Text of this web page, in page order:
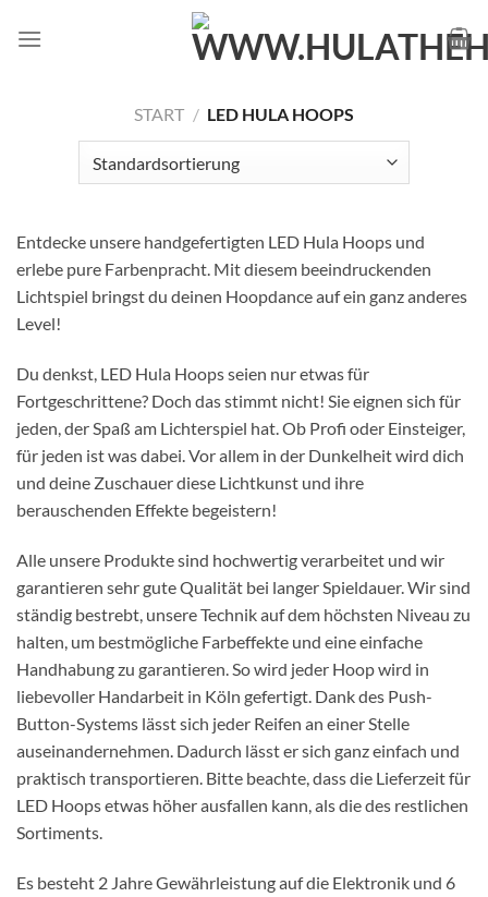
Inhalt
START / LED HULA HOOPS
Entdecke unsere handgefertigten LED Hula Hoops und
erlebe pure Farbenpracht. Mit diesem beeindruckenden
Lichtspiel bringst du deinen Hoopdance auf ein ganz anderes
Level!
Du denkst, LED Hula Hoops seien nur etwas für
Fortgeschrittene? Doch das stimmt nicht! Sie eignen sich für
jeden, der Spaß am Lichterspiel hat. Ob Profi oder Einsteiger,
für jeden ist was dabei. Vor allem in der Dunkelheit wird dich
und deine Zuschauer diese Lichtkunst und ihre
berauschenden Effekte begeistern!
Alle unsere Produkte sind hochwertig verarbeitet und wir
garantieren sehr gute Qualität bei langer Spieldauer. Wir sind
ständig bestrebt, unsere Technik auf dem höchsten Niveau zu
halten, um bestmögliche Farbeffekte und eine einfache
Handhabung zu garantieren. So wird jeder Hoop wird in
liebevoller Handarbeit in Köln gefertigt. Dank des Push-
Button-Systems lässt sich jeder Reifen an einer Stelle
auseinandernehmen. Dadurch lässt er sich ganz einfach und
praktisch transportieren. Bitte beachte, dass die Lieferzeit für
LED Hoops etwas höher ausfallen kann, als die des restlichen
Sortiments.
Es besteht 2 Jahre Gewährleistung auf die Elektronik und 6